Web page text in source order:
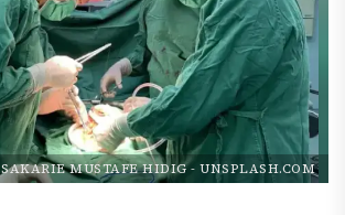
SAKARIE MUSTAFE HIDIG- UNSPLASH.COM